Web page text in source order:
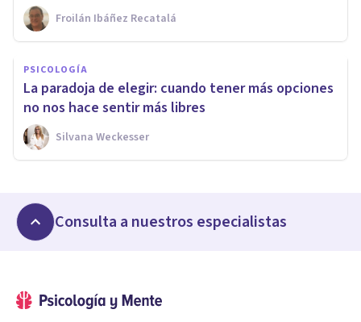
Froilán Ibáñez Recatalá
PSICOLOGÍA
La paradoja de elegir: cuando tener más opciones
no nos hace sentir más libres
Silvana Weckesser
Consulta a nuestros especialistas